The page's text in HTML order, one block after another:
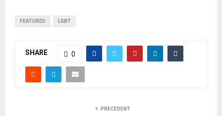
FEATURED LGBT
SHARE 0
PRECEDENT